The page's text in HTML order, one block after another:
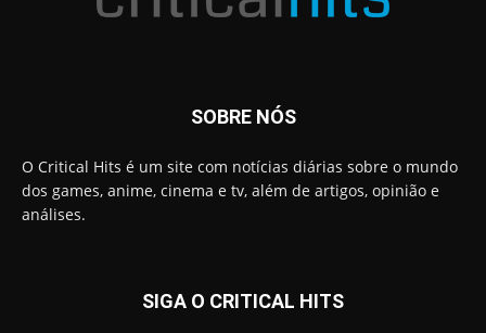
SOBRE NÓS
O Critical Hits é um site com notícias diárias sobre o mundo
dos games, anime, cinema e tv, além de artigos, opinião e
análises.
SIGA O CRITICAL HITS